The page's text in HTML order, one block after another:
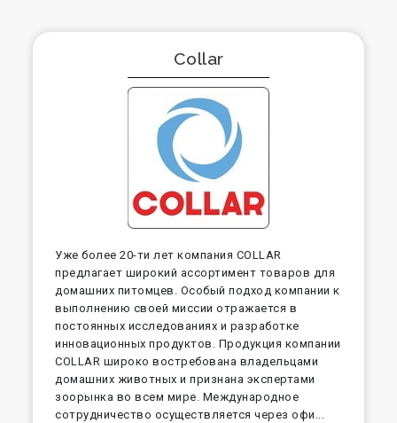
Collar
Уже более 20-ти лет компания COLLAR
предлагает широкий ассортимент товаров для
домашних питомцев. Особый подход компании к
выполнению своей миссии отражается в
постоянных исследованиях и разработке
инновационных продуктов. Продукция компании
COLLAR широко востребована владельцами
домашних животных и признана экспертами
зоорынка во всем мире. Международное
сотрудничество осуществляется через офи...